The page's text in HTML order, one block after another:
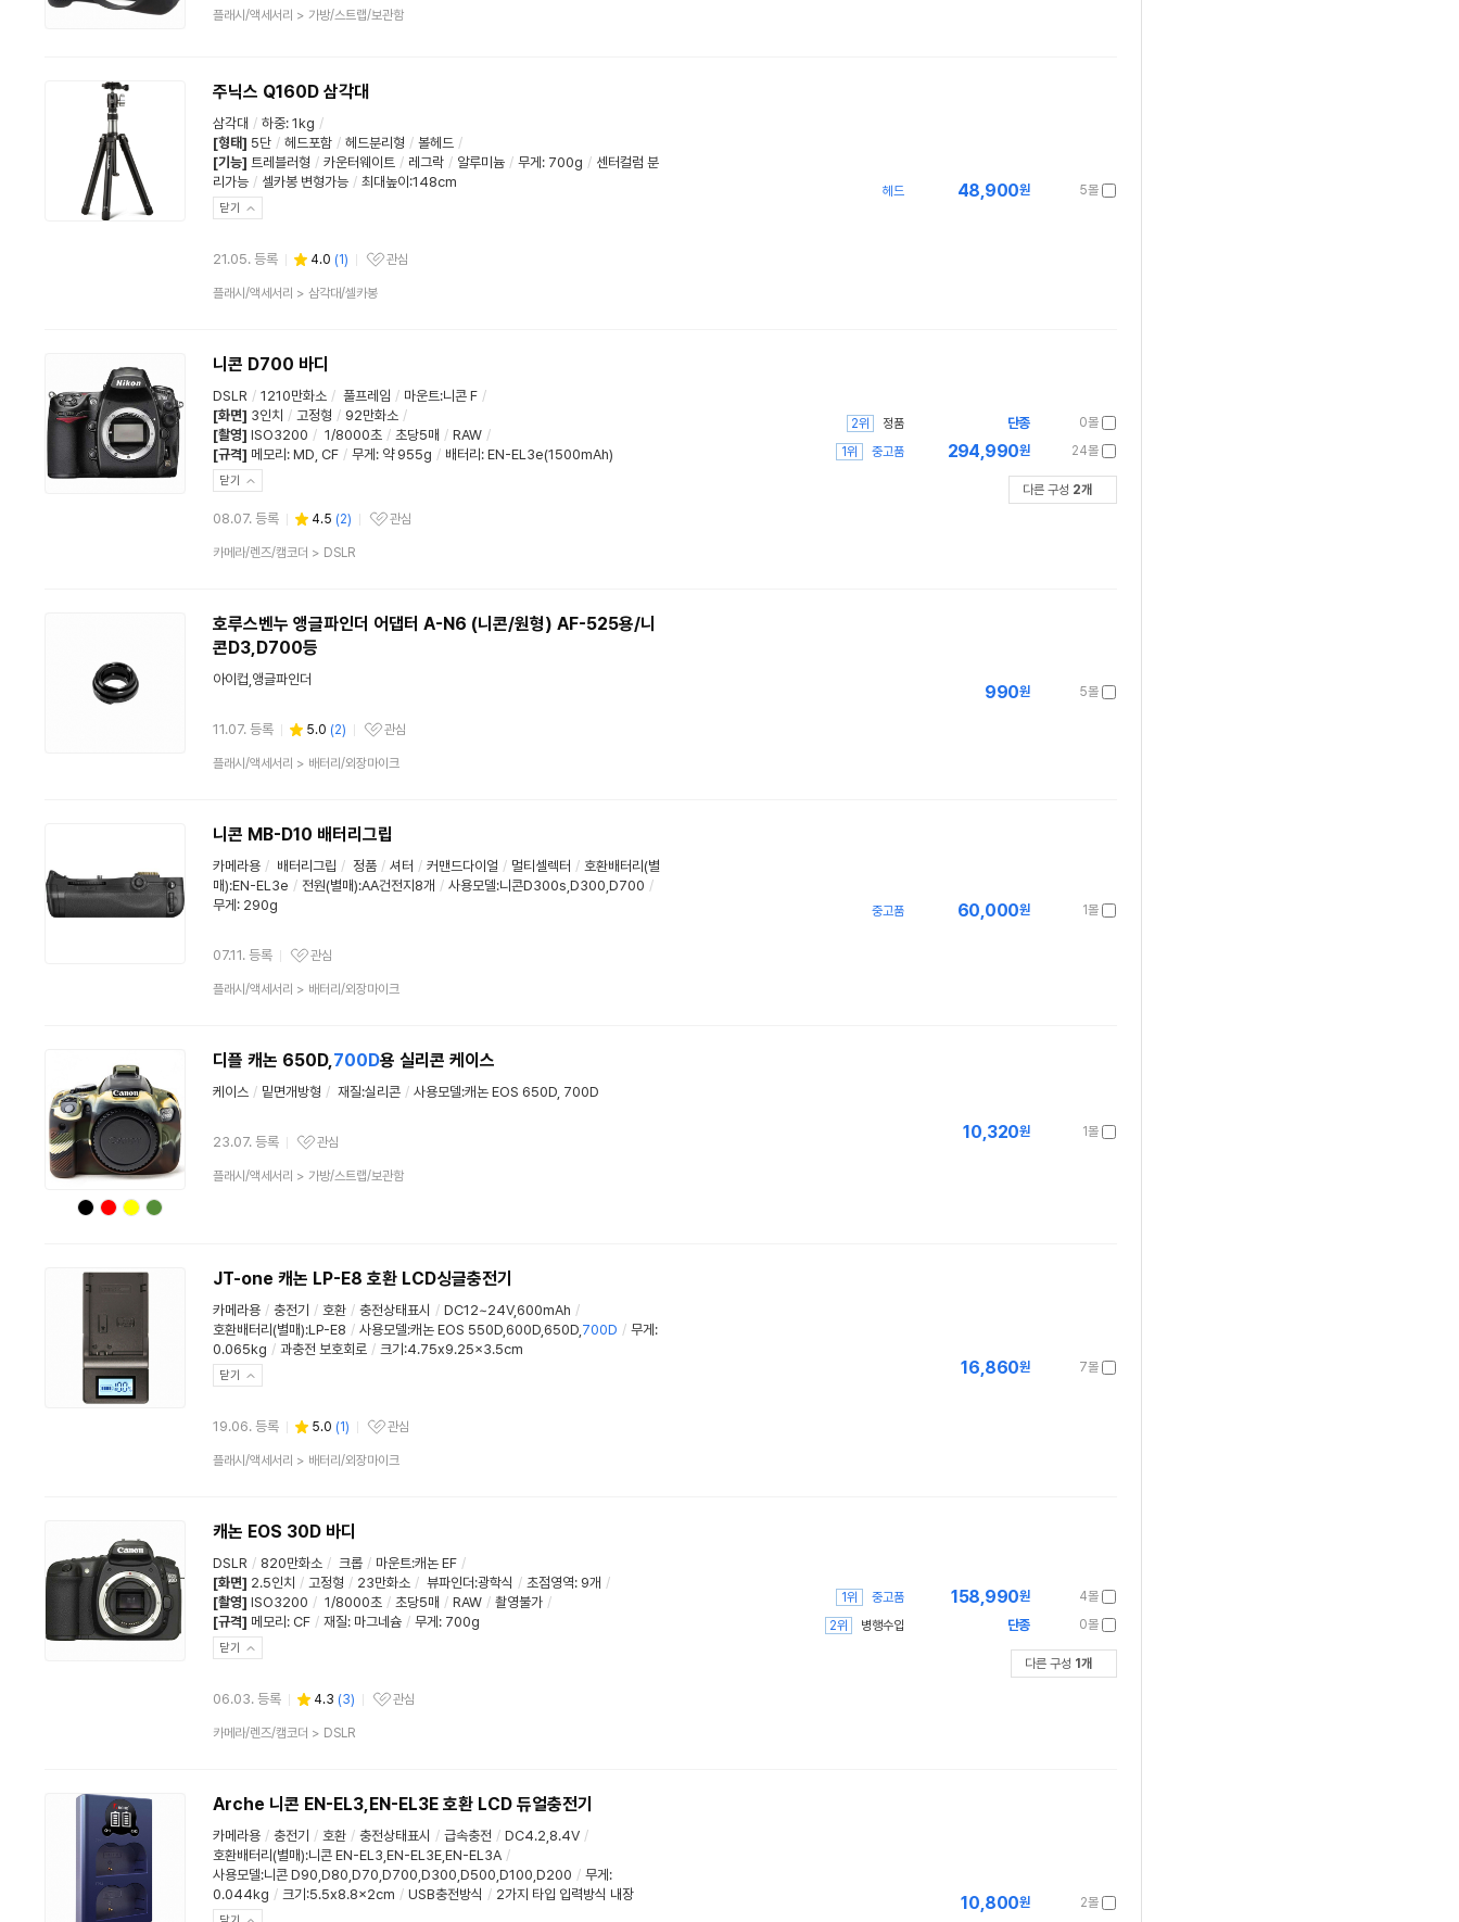
상
플래시/액세서리 > 가방/스트랩/보관함
주닉스 Q160D 삼각대
삼각대 / 하중: 1kg /
[형태] 5단 / 헤드포함 / 헤드분리형 / 볼헤드 /
[기능] 트레블러형 / 카운터웨이트 / 레그락 / 알루미늄 / 무게 : 700g / 센터컬럼 분
리가능 / 셀카봉 변형가능 / 최대높이:148cm
닫기
21.05. 등록 4.0 (1)
관심상품
관심
상
플래시/액세서리 > 삼각대/셀카봉
5몰
48,900원
헤드
니콘 D700 바디
DSLR / 1210만화소 / 풀프레임 / 마운트:니콘 F /
[화면] 3인치 / 고정형 / 92만화소 /
[촬영] ISO3200 / 1/8000초 / 초당5매 / RAW /
[규격] 메모리 : MD CF / 무게 : 약 955g / 배터리 : EN-EL3e(1500mAh)
닫기
08.07. 등록 4.5 (2)
관심상품
관심
상
카메라/렌즈/캠코더 > DSLR
0몰
단종
2위
정품
24몰
294,990원
1위 중고품
다른 구성 2개
호루스벤누 앵글파인더 어댑터 A-N6 (니콘/원형) AF-525용/니
콘D3,D700등
아이컵,앵글파인더
11.07. 등록 5.0 (2)
관심상품
관심
상
플래시/액세서리 > 배터리/외장마이크
5몰
990원
니콘 MB-D10 배터리그립
카메라용 / 배터리그립 / 정품 / 셔터 / 커맨드다이얼 / 멀티셀렉터 / 호환배터리(별
매):EN-EL3e / 전원(별매):AA건전지8개 / 사용모델:니콘D300s,D300,D700 /
무게: 290g
07.11. 등록
관심상품
관심
상
플래시/액세서리 > 배터리/외장마이크
1몰
60,000원
중고품
디플 캐논 650D,700D용 실리콘 케이스
케이스 / 밑면개방형 / 재질:실리콘 / 사용모델:캐논 EOS 650D, 700D
23.07. 등록
관심상품
관심
상
플래시/액세서리 > 가방/스트랩/보관함
1몰
10,320원
JT-one 캐논 LP-E8 호환 LCD싱글충전기
카메라용 / 충전기 / 호환 / 충전상태표시 / DC12~24V,600mAh /
호환배터리(별매):LP-E8 / 사용모델:캐논 EOS 550D,600D,650D, 700D / 무게 :
0.065kg / 과충전 보호회로 / 크기:4.75x9.25x3.5cm
닫기
19.06. 등록 5.0 (1)
관심상품
관심
상
플래시/액세서리 > 배터리/외장마이크
7몰
16,860원
캐논 EOS 30D 바디
DSLR / 820만화소 / 크롭 / 마운트:캐논 EF /
[화면] 2.5인치 / 고정형 / 23만화소 / 뷰파인더:광학식 / 초점영역: 9개 /
[촬영] ISO3200 / 1/8000초 / 초당5매 / RAW / 촬영불가 /
[규격] 메모리 : CF / 재질: 마그네슘 / 무게 : 700g
닫기
06.03. 등록 4.3 (3)
관심상품
관심
상
카메라/렌즈/캠코더 > DSLR
4몰
158,990원
1위
중고품
0몰
단종
2위 병행수입
다른 구성 1 개
Arche 니콘 EN-EL3,EN-EL3E 호환 LCD 듀얼충전기
카메라용 / 충전기 / 호환 / 충전상태표시 / 급속충전 / DC4.2,8.4V /
호환배터리(별매):니콘 EN-EL3,EN-EL3E,EN-EL3A /
사용모델:니콘 D90,D80,D70,D700,D300,D500,D100,D200 / 무게 :
0.044kg / 크기:5.5x8.8x2cm / USB충전방식 / 2가지 타입 입력방식 내장 2몰
10,800원